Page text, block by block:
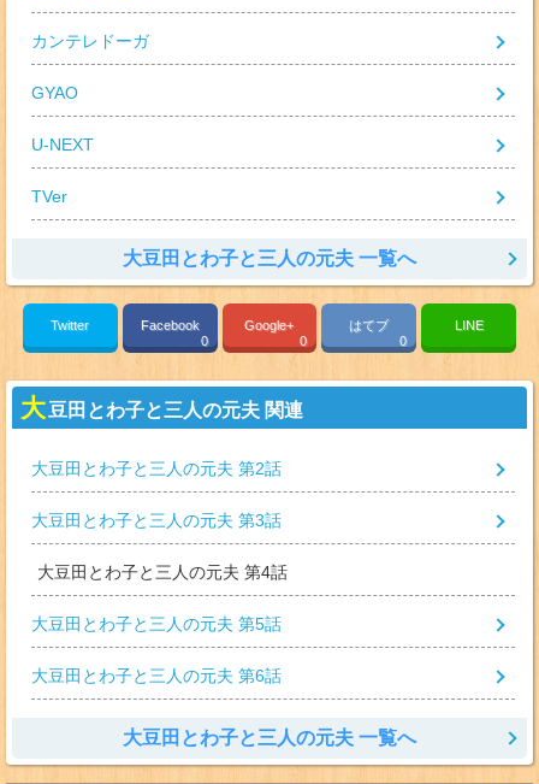
カンテレドーガ
GYAO
U-NEXT
TVer
大豆田とわ子と三人の元夫 一覧へ
Twitter
Facebook
0
Google+
0
はてブ
0
LINE
大豆田とわ子と三人の元夫 関連
大豆田とわ子と三人の元夫 第2話
大豆田とわ子と三人の元夫 第3話
大豆田とわ子と三人の元夫 第4話
大豆田とわ子と三人の元夫 第5話
大豆田とわ子と三人の元夫 第6話
大豆田とわ子と三人の元夫 一覧へ